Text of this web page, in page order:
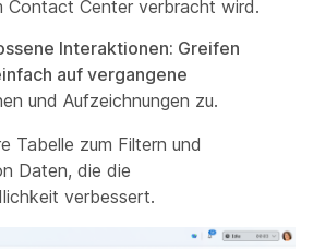
Contact Center verbracht wird.
Interaktionen: Greifen
auf vergangene
und Aufzeichnungen zu.
Tabelle zum Filtern und
Daten, die die
verbessert.